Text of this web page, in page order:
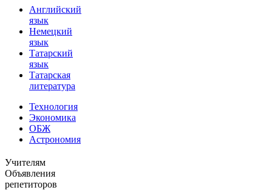
Английский
язык
Немецкий
язык
Татарский
язык
Татарская
литература
Технология
Экономика
ОБЖ
Астрономия
Учителям
Объявления
репетиторов